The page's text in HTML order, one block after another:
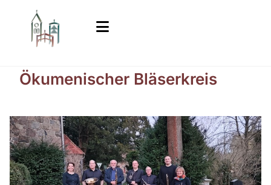
Ökumenischer Bläserkreis